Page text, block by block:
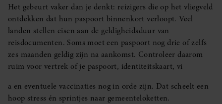
Het gebeurt vaker dan je denkt: reizigers die op het vliegveld
ontdekken dat hun paspoort binnenkort verloopt. Veel
landen stellen eisen aan de geldigheidsduur van
reisdocumenten. Soms moet een paspoort nog drie of zelfs
zes maanden geldig zijn na aankomst. Controleer daarom
ruim voor vertrek of je paspoort, identiteitskaart, vi
a en eventuele vaccinaties nog in orde zijn. Dat scheelt een
hoop stress én sprintjes naar gemeenteloketten.